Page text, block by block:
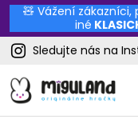
🧸 Vážení zákazníci,
iné
Sledujte nás na